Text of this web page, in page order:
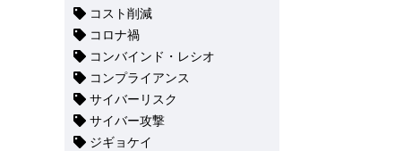
コスト削減
コロナ禍
コンバインド・レシオ
コンプライアンス
サイバーリスク
サイバー攻撃
ジギョケイ